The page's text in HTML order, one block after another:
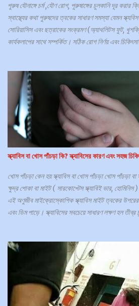
পুরুষ যৌনাঙ্গে চর্ম ,যৌণ রোগ, পুরুষাঙ্গের চুলকানি দূর করার
স্বাস্থ্যের কথা পুরুষদের ত্বকের সাধারণ সমস্যা যেমন
সোরিয়াসিস এবং ছত্রাকের সংক্রমণ (অ্যাথলিটস ফুট,
কার্যকলাপের সাথে সম্পর্কিত। সঠিক রোগ নির্ণয় এবং
সাহায্য চাইতে বিলম্ব হয়। যৌনাঙ্গের ত্বকের অবস্থা
করে এমন একটি সাধারণ ত্বকের অবস্থার অংশ হতে পারে
যৌনাঙ্গের ত্বকের জন্য নির্দিষ্ট হতে পারে (যেমন লাইকেন
বেশিরভাগ ই হলো একটি সংক্রমন, যা একজন রোগীকে
তোলে, যা ধীরে ধীরে একজনের সেক্স আপীল নষ্ট করে দেয়।
সৃষ্টি হয়। কিছু শরীরব্যাপী ত্বকের রোগ যা পুরুষাঙ্গ...
স্ক্যাবিস বা খোস পাঁচড়া কি? স্ক্যাবিসের কারণ এবং সহজ
খোস পাঁচড়া কেন হয় স্ক্যাবিস বা খোস পাঁচড়া খোস পাঁচড়া বা
ক্ষুদ্র পোকা বা মাইট ( সারকোপ্টেস স্ক্যাবিই ভার,
এই অণুজীব মাইক্রোস্কোপিক স্ক্যাবিস মাইট ত্বকের উপরের
এবং ডিম পাড়ে। স্ক্যাবিসের সবচেয়ে সাধারণ লক্ষণ হল
পোকা বা মাইটসের বিরুদ্ধে সাবান দিয়ে হাত ধোয়াও
একমাত্র উপায় হল প্রেসক্রিপশন টপিকাল লোশন বা
সংক্রামক ত্বকের রোগ যা ত্বকের নিচে ক্ষুদ্র ক্ষুদ্র উকুন সদৃশ
ফলে তীব্র চুলকানি, ফুসকুড়ি এবং কখনও কখনও গর্ত বা রেখা
ত্বকের ঘনিষ্ঠ যোগাযোগের মাধ্যমে ছড়িয়ে পড়ে এবং